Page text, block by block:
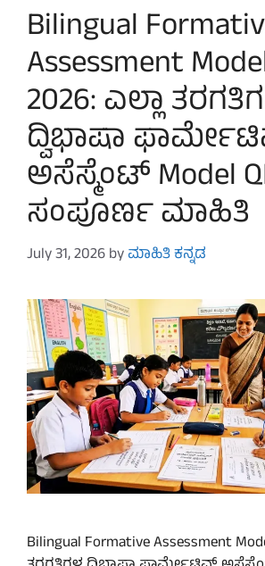
Bilingual
Assessment
2026: ಎಲ್ಲಾ
ದ್ವಿಭಾಷಾ
ಅಸೆಸ್ಮೆಂಟ್ Model
ಸಂಪೂರ್ಣ ಮಾಹಿತಿ
July 31, 2026byಮಾಹಿತಿ ಕನ್ನಡ
Bilingual Formative Assessment